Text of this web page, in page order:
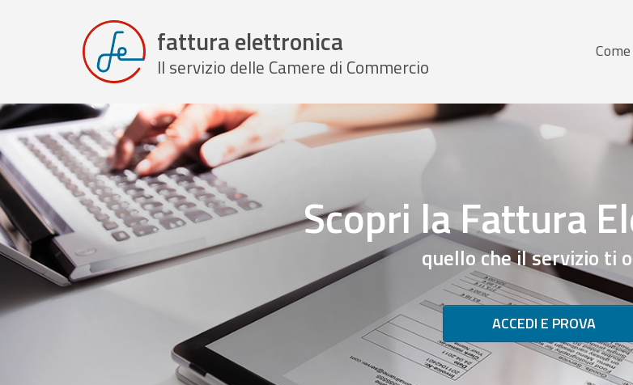
fattura elettronica
Il servizio delle Camere di Commercio
Scopri la Fattura
quello che il servizio ti
ACCEDI E PROVA